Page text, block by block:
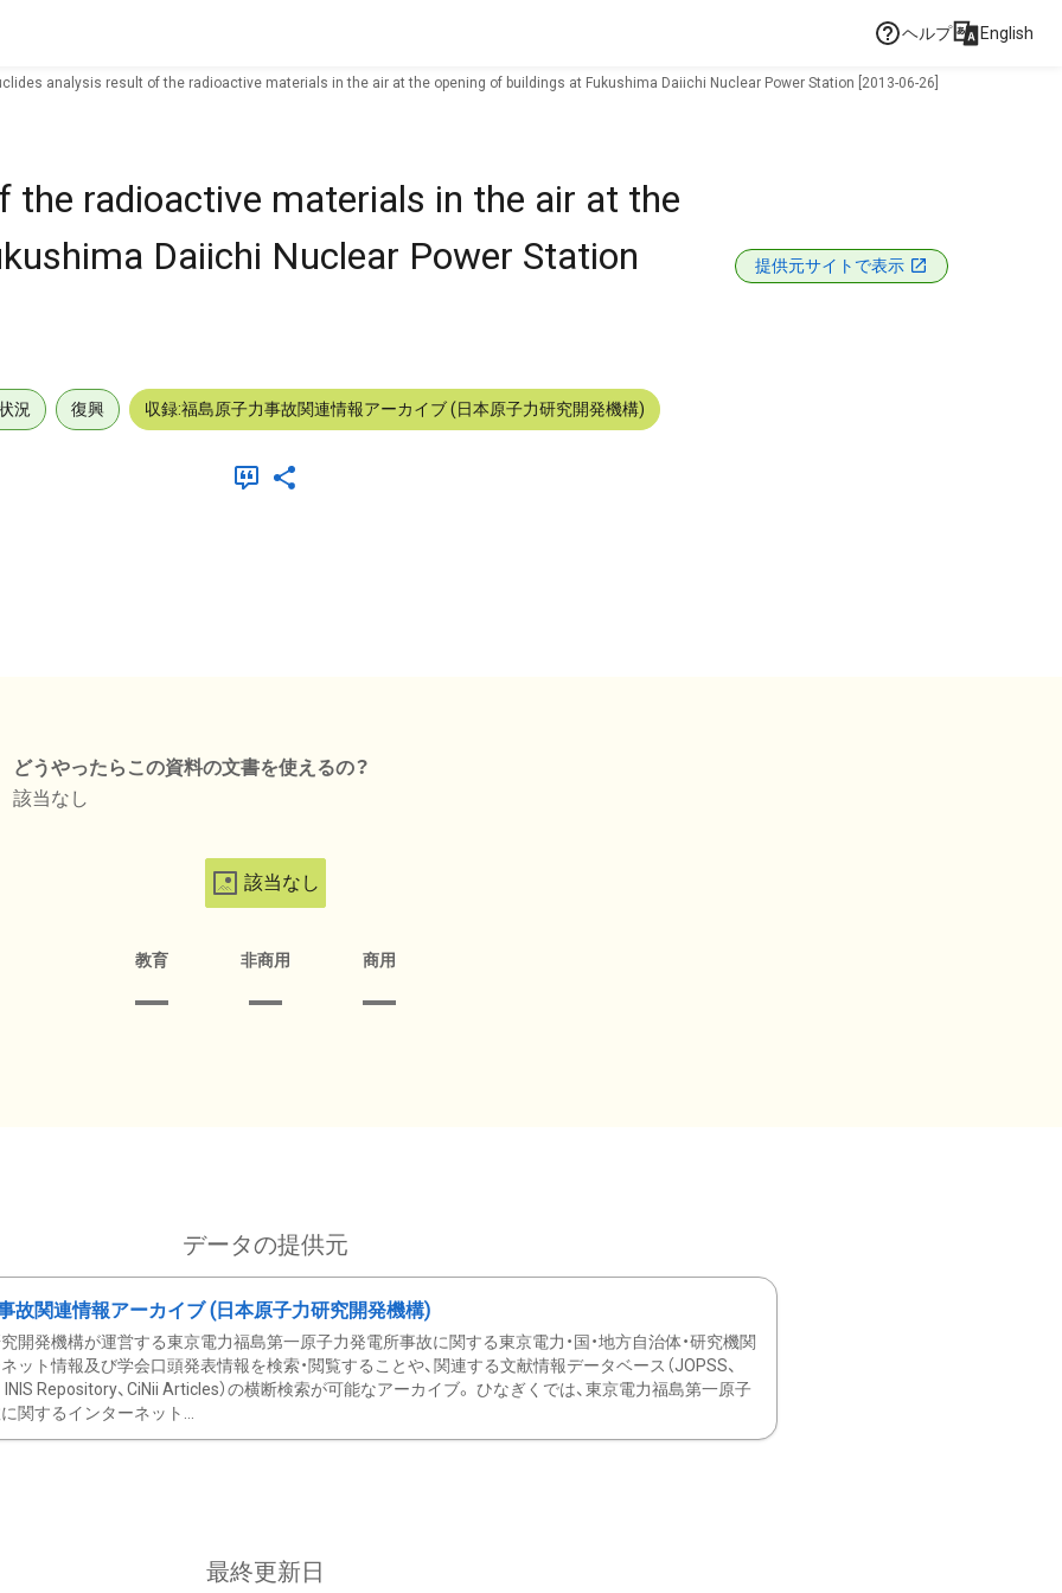
ヘルプ English
analysis result of the radioactive materials in the air at the opening of buildings at Fukushima Daiichi Nuclear Power Station [2013-06-26]
the radioactive materials in the air at the
Daiichi Nuclear Power Station
提供元サイトで表示
況 復興 収録:福島原子力事故関連情報アーカイブ (日本原子力研究開発機構)
どうやったらこの資料の文書を使えるの？
該当なし
該当なし
教育 非商用 商用
データの提供元
故関連情報アーカイブ (日本原子力研究開発機構)
開発機構が運営する東京電力福島第一原子力発電所事故に関する東京電力・国・地方自治体・研究機関
ット情報及び学会口頭発表情報を検索・閲覧することや、関連する文献情報データベース（JOPSS、
INIS Repository、CiNii Articles）の横断検索が可能なアーカイブ。 ひなぎくでは、東京電力福島第一原子
関するインターネット...
最終更新日